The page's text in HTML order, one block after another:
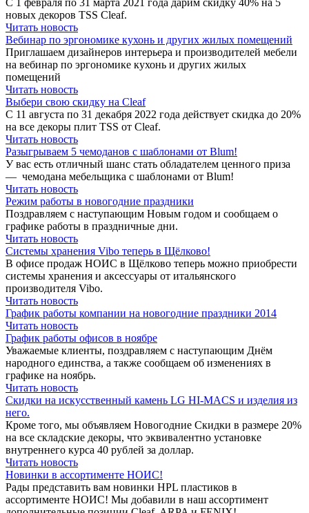
новых декоров TSS Cleaf.
Читать новость
Вебинар по эргономике кухонь и других жилых помещений
Приглашаем дизайнеров интерьера и производителей мебели
на вебинар по эргономике кухонь и других жилых
помещений
Читать новость
Выбери свою скидку на Cleaf
C 11 августа по 31 декабря 2022 года действует скидка до 20%
на все декоры плит TSS от Cleaf.
Читать новость
Разыгрываем 5 чемоданов с шаблонами от Blum!
У вас есть отличный шанс стать обладателем ценного приза
— чемодана мебельщика с шаблонами от Blum!
Читать новость
Режим работы в новогодние праздники
Поздравляем с наступающим Новым годом и сообщаем о
графике работы в праздничные дни.
Читать новость
Системы хранения Vibo теперь в Щёлково!
В офисе продаж НОИС в Щёлково теперь можно приобрести
системы хранения и аксессуары от итальянского
производителя Vibo.
Читать новость
График работы компании на новогодние праздники 2014
Читать новость
График работы офисов в ноябре
Уважаемые клиенты, поздравляем с наступающим Днём
народного единства, а также сообщаем об изменениях в
графике на ноябрь.
Читать новость
Скидки на искусственный камень LG HI-MACS и изделия из
него.
Кроме того, мы объявляем Новогодние Скидки в размере 20%
на все складские декоры, что эквивалентно установке
внутреннего курса 40 рублей за доллар.
Читать новость
Новинки в ассортименте НОИС!
Рады представить вам новинки HPL пластиков в
ассортименте НОИС! Мы добавили в наш ассортимент